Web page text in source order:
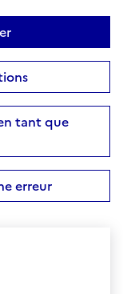
tant que
erreur